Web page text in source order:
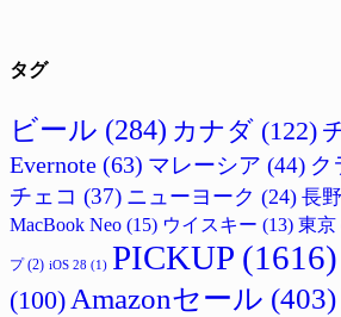
タグ
ビール (284) カナダ (122)
Evernote (63) マレーシア (44) ク
チェコ (37) ニューヨーク (24) 長野
MacBook Neo (15) ウイスキー (13) 東京
プ(2) iOS 28 (1) PICKUP (1616)
(100) Amazonセール (403)